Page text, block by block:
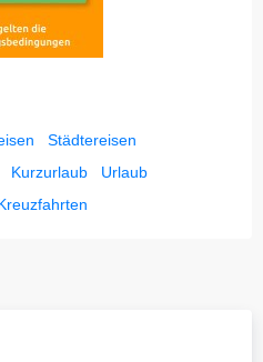
Städtereisen
Kurzurlaub
Urlaub